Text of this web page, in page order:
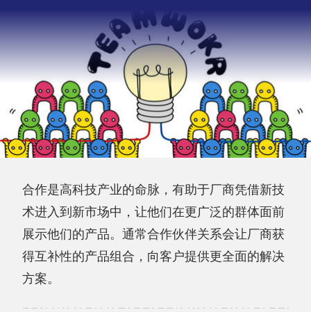
合作是高科技产业的命脉，有助于厂商凭借新技
术进入到新市场中，让他们在更广泛的群体面前
展示他们的产品。通常合作伙伴关系会让厂商获
得互补性的产品组合，向客户提供更全面的解决
方案。